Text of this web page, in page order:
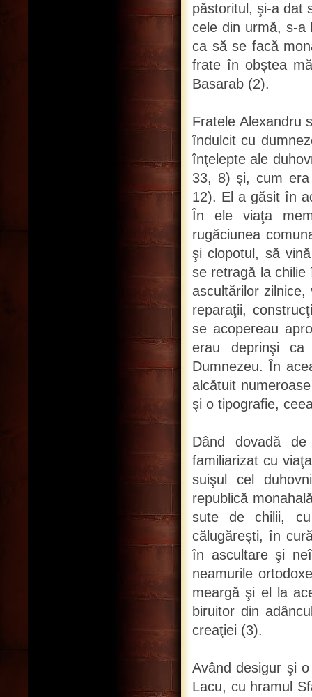
păstoritul, şi-a dat
cele din urmă, s-a
ca să se facă
frate în obştea
Basarab (2).
Fratele Alexandru
îndulcit cu
înţelepte ale
33, 8) şi, cum
12). El a găsit în
În ele viaţa
rugăciunea
şi clopotul, să
se retragă la chilie
ascultărilor
reparaţii,
se acopereau
erau deprinşi
Dumnezeu. În
alcătuit
şi o tipografie,
Dând dovadă
familiarizat cu
suişul cel
republică
sute de chilii,
călugăreşti, în
în ascultare şi
neamurile
meargă şi el la
biruitor din
creaţiei (3).
Având desigur şi
Lacu, cu hramul